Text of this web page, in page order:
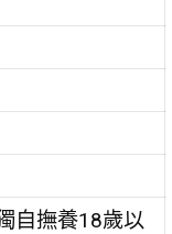
自撫養18歲以